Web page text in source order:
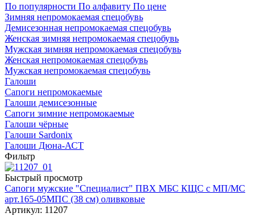
По популярности По алфавиту По цене
Зимняя непромокаемая спецобувь
Демисезонная непромокаемая спецобувь
Женская зимняя непромокаемая спецобувь
Мужская зимняя непромокаемая спецобувь
Женская непромокаемая спецобувь
Мужская непромокаемая спецобувь
Галоши
Сапоги непромокаемые
Галоши демисезонные
Сапоги зимние непромокаемые
Галоши чёрные
Галоши Sardonix
Галоши Дюна-АСТ
Фильтр
Быстрый просмотр
Сапоги мужские "Специалист" ПВХ МБС КЩС с МП/МС
арт.165-05МПС (38 см) оливковые
Артикул: 11207